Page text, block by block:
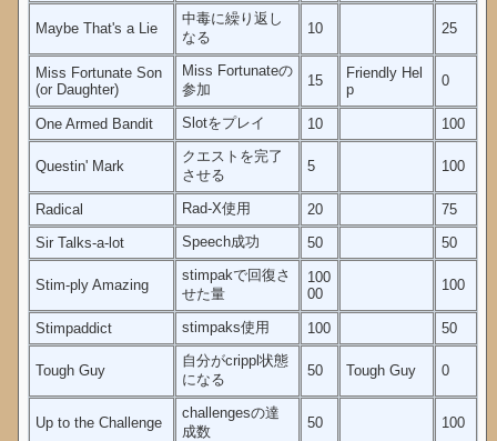
Maybe That's a Lie
中毒に繰り返し
なる
10 25
Miss Fortunate Son
(or Daughter)
Miss Fortunateの
参加
15
Friendly Hel
p
0
One Armed Bandit Slotをプレイ 10 100
Questin' Mark
クエストを完了
させる
5 100
Radical Rad-X使用 20
75
Sir Talks-a-lot
Speech成功 50 50
Stim-ply Amazing
stimpakで回復さ
せた量
100
00
100
Stimpaddict stimpaks使用 100 50
Tough Guy
自分がcrippl状態
になる
50 Tough Guy 0
Up to the Challenge
challengesの達
成数
50 100